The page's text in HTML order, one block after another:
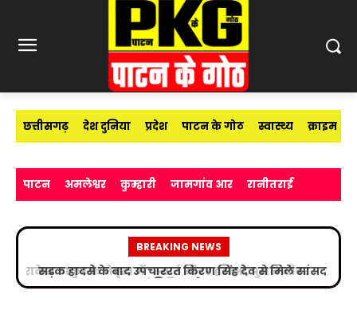
छत्तीसगढ़ देश दुनिया प्रदेश पाटन के गोठ स्वास्थ्य क्राइम
पाटन अमलेश्वर कुम्हारी जामगांव आर रानीतराई
BREAKING NEWS
सड़क हादसे के बाद उपचाररत किरण सिंह देव से मिले सांसद
विजय बघेल